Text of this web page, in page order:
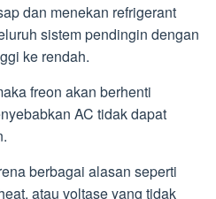
dan menekan refrigerant
sistem pendingin dengan
ke rendah.
freon akan berhenti
AC tidak dapat
berbagai alasan seperti
atau voltase yang tidak